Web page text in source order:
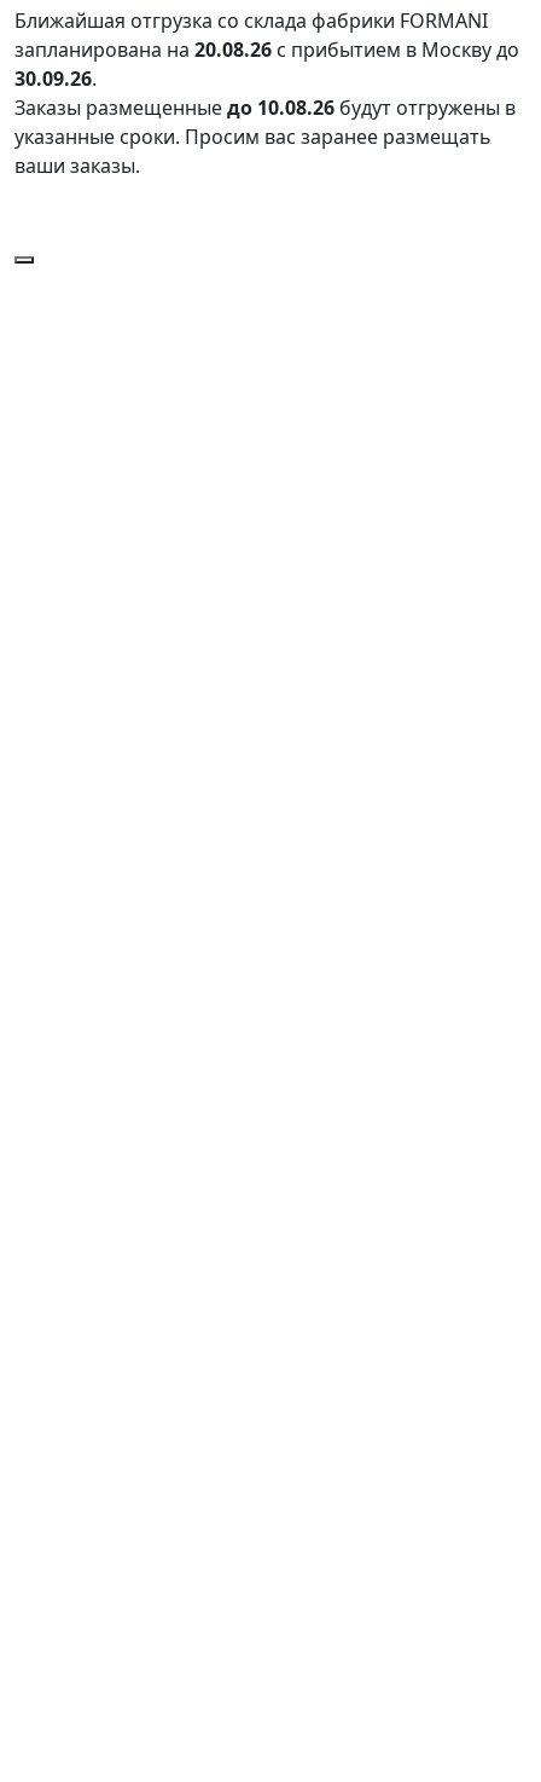
Ближайшая отгрузка со склада фабрики FORMANI
запланирована на 20.08.26 с прибытием в Москву до
30.09.26.
Заказы размещенныедо 10.08.26 будут отгружены в
указанные сроки. Просим вас заранее размещать
ваши заказы.